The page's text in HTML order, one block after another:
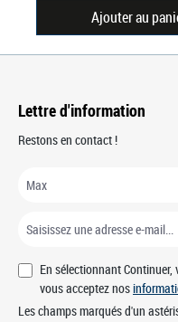
Ajouter au
Lettre d'information
Restons en contact !
En sélectionnant
vous acceptez nos
Les champs marqués d'un